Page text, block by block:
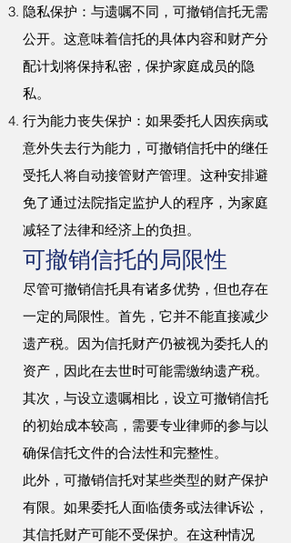
隐私保护：与遗嘱不同，可撤销信托无需
公开。这意味着信托的具体内容和财产分
配计划将保持私密，保护家庭成员的隐
私。
行为能力丧失保护：如果委托人因疾病或
意外失去行为能力，可撤销信托中的继任
受托人将自动接管财产管理。这种安排避
免了通过法院指定监护人的程序，为家庭
减轻了法律和经济上的负担。
可撤销信托的局限性
尽管可撤销信托具有诸多优势，但也存在
一定的局限性。首先，它并不能直接减少
遗产税。因为信托财产仍被视为委托人的
资产，因此在去世时可能需缴纳遗产税。
其次，与设立遗嘱相比，设立可撤销信托
的初始成本较高，需要专业律师的参与以
确保信托文件的合法性和完整性。
此外，可撤销信托对某些类型的财产保护
有限。如果委托人面临债务或法律诉讼，
其信托财产可能不受保护。在这种情况